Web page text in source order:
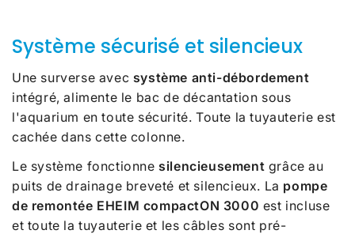
Système sécurisé et silencieux
Une surverse avec système anti-débordement
intégré, alimente le bac de décantation sous
l'aquarium en toute sécurité. Toute la tuyauterie est
cachée dans cette colonne.
Le système fonctionne silencieusement grâce au
puits de drainage breveté et silencieux. La pompe
de remontée EHEIM compactON 3000 est incluse
et toute la tuyauterie et les câbles sont pré-